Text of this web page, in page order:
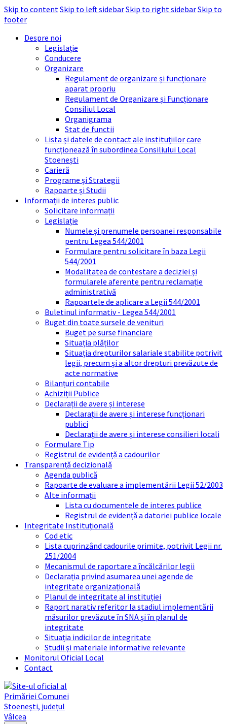
Skip to contentSkip to left sidebarSkip to right sidebarSkip to
footer
Despre noi
Legislație
Conducere
Organizare
Regulament de organizare și funcționare
aparat propriu
Regulament de Organizare și Funcționare
Consiliul Local
Organigrama
Stat de functii
Lista și datele de contact ale instituțiilor care
funcționează în subordinea Consiliului Local
Stoenești
Carieră
Programe și Strategii
Rapoarte și Studii
Informații de interes public
Solicitare informații
Legislație
Numele și prenumele persoanei responsabile
pentru Legea 544/2001
Formulare pentru solicitare în baza Legii
544/2001
Modalitatea de contestare a deciziei și
formularele aferente pentru reclamație
administrativă
Rapoartele de aplicare a Legii 544/2001
Buletinul informativ - Legea 544/2001
Buget din toate sursele de venituri
Buget pe surse financiare
Situația plăților
Situația drepturilor salariale stabilite potrivit
legii, precum și a altor drepturi prevăzute de
acte normative
Bilanțuri contabile
Achiziții Publice
Declarații de avere și interese
Declarații de avere și interese funcționari
publici
Declarații de avere și interese consilieri locali
Formulare Tip
Registrul de evidență a cadourilor
Transparență decizională
Agenda publică
Rapoarte de evaluare a implementării Legii 52/2003
Alte informații
Lista cu documentele de interes publice
Registrul de evidență a datoriei publice locale
Integritate Instituțională
Cod etic
Lista cuprinzând cadourile primite, potrivit Legii nr.
251/2004
Mecanismul de raportare a încălcărilor legii
Declarația privind asumarea unei agende de
integritate organizațională
Planul de integritate al instituției
Raport narativ referitor la stadiul implementării
măsurilor prevăzute în SNA și în planul de
integritate
Situația indicilor de integritate
Studii și materiale informative relevante
Monitorul Oficial Local
Contact